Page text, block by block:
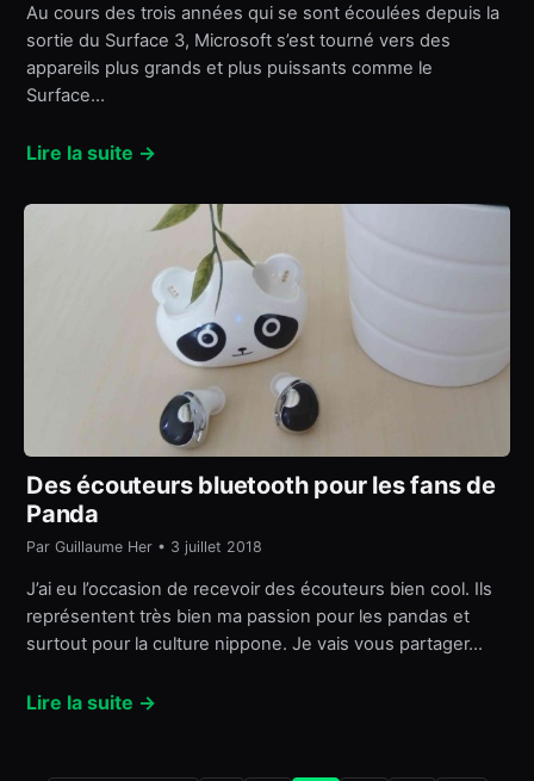
Au cours des trois années qui se sont écoulées depuis la
sortie du Surface 3, Microsoft s’est tourné vers des
appareils plus grands et plus puissants comme le
Surface…
Lire la suite →
Des écouteurs bluetooth pour les fans de
Panda
Par Guillaume Her • 3 juillet 2018
J’ai eu l’occasion de recevoir des écouteurs bien cool. Ils
représentent très bien ma passion pour les pandas et
surtout pour la culture nippone. Je vais vous partager…
Lire la suite →